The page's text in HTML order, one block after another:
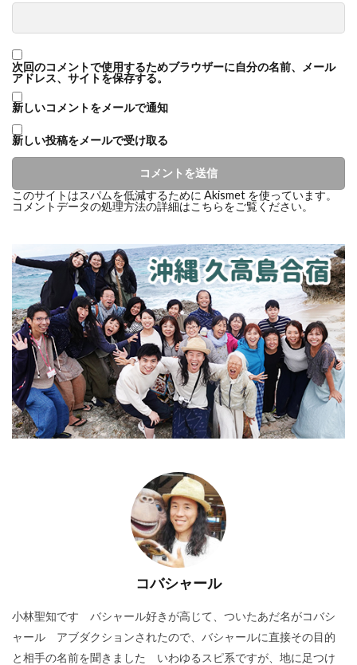
次回のコメントで使用するためブラウザーに自分の名前、メール
アドレス、サイトを保存する。
新しいコメントをメールで通知
新しい投稿をメールで受け取る
このサイトはスパムを低減するために Akismet を使っています。
コメントデータの処理方法の詳細はこちらをご覧ください。
コバシャール
小林聖知です バシャール好きが高じて、ついたあだ名がコバシ
ャール アブダクションされたので、バシャールに直接その目的
と相手の名前を聞きました いわゆるスピ系ですが、地に足つけ